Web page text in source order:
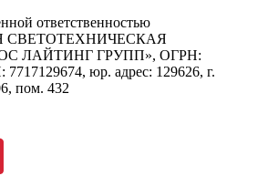
ответственностью
ЛАЙТИНГ ГРУПП», ОГРН:
юр. адрес: 129626, г.
пом. 432